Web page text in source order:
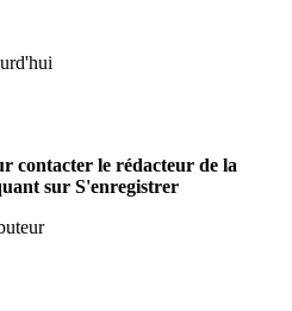
contacter le rédacteur de la
sur S'enregistrer